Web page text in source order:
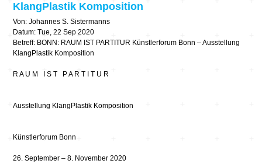
KlangPlastik Komposition
Von: Johannes S. Sistermanns
Datum: Tue, 22 Sep 2020
Betreff: BONN: RAUM IST PARTITUR Künstlerforum Bonn – Ausstellung
KlangPlastik Komposition
R A U M I S T P A R T I T U R
Ausstellung KlangPlastik Komposition
Künstlerforum Bonn
26. September – 8. November 2020